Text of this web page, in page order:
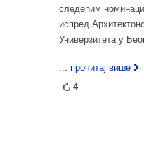
следећим
испред
Универзитета у
... прочитај више
4